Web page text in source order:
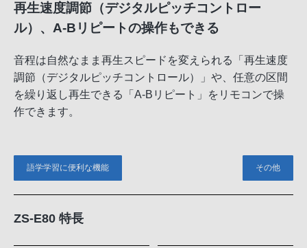
再生速度調節（デジタルピッチコントロー
ル）、A-Bリピートの操作もできる
音程は自然なまま再生スピードを変えられる「再生速度
調節（デジタルピッチコントロール）」や、任意の区間
を繰り返し再生できる「A-Bリピート」をリモコンで操
作できます。
語学学習に便利な機能 その他
ZS-E80 特長